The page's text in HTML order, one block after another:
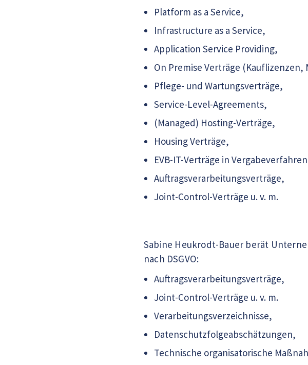
Platform as a Service,
Infrastructure as a Service,
Application Service Providing,
On Premise Verträge (Kauflizenzen,
Pflege- und Wartungsverträge,
Service-Level-Agreements,
(Managed) Hosting-Verträge,
Housing Verträge,
EVB-IT-Verträge in
Auftragsverarbeitungsverträge,
Joint-Control-Verträge u. v. m.
Sabine Heukrodt-Bauer berät
nach DSGVO:
Auftragsverarbeitungsverträge,
Joint-Control-Verträge u. v. m.
Verarbeitungsverzeichnisse,
Datenschutzfolgeabschätzungen,
Technische organisatorische